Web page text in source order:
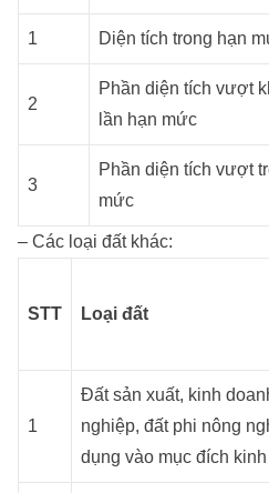
1 Diện tích trong hạn
2
Phần diện tích vượt
lần hạn mức
3
Phần diện tích vượt
mức
– Các loại đất khác:
STT Loại đất
1
Đất sản xuất, kinh
nghiệp, đất phi nông
dụng vào mục đích